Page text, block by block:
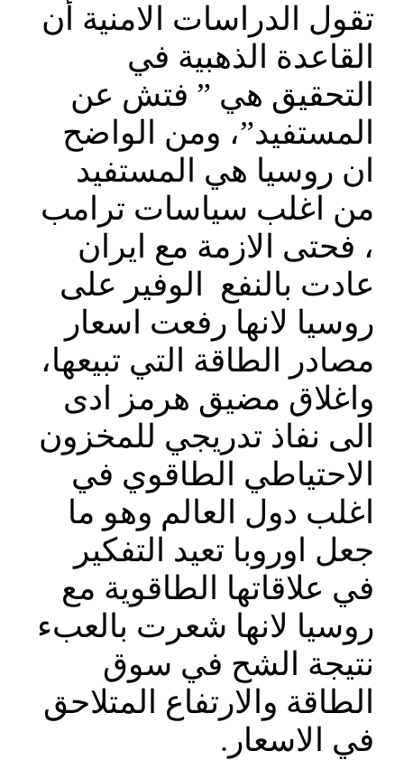
تقول الدراسات الامنية أن
القاعدة الذهبية في
التحقيق هي ” فتش عن
المستفيد”، ومن الواضح
ان روسيا هي المستفيد
من اغلب سياسات ترامب
، فحتى الازمة مع ايران
عادت بالنفع الوفير على
روسيا لانها رفعت اسعار
مصادر الطاقة التي تبيعها،
واغلاق مضيق هرمز ادى
الى نفاذ تدريجي للمخزون
الاحتياطي الطاقوي في
اغلب دول العالم وهو ما
جعل اوروبا تعيد التفكير
في علاقاتها الطاقوية مع
روسيا لانها شعرت بالعبء
نتيجة الشح في سوق
الطاقة والارتفاع المتلاحق
في الاسعار.